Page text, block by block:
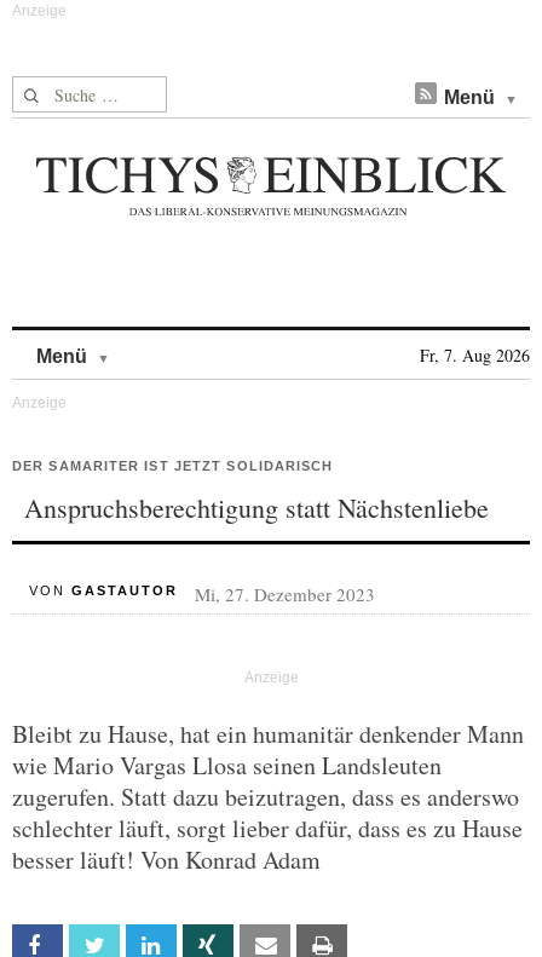
Suche nach: Menü
Menü Fr, 7. Aug 2026
DER SAMARITER IST JETZT SOLIDARISCH
Anspruchsberechtigung statt Nächstenliebe
VON GASTAUTOR Mi, 27. Dezember 2023
Bleibt zu Hause, hat ein humanitär denkender Mann
wie Mario Vargas Llosa seinen Landsleuten
zugerufen. Statt dazu beizutragen, dass es anderswo
schlechter läuft, sorgt lieber dafür, dass es zu Hause
besser läuft! Von Konrad Adam
Facebook Twitter Linkedin Xing Email